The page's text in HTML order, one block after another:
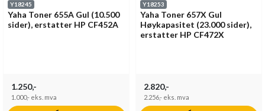
Y18245
Yaha Toner 655A Gul (10.500
sider), erstatter HP CF452A
1.250,-
1.000,- eks. mva
Y18253
Yaha Toner 657X Gul
Høykapasitet (23.000 sider),
erstatter HP CF472X
2.820,-
2.256,- eks. mva